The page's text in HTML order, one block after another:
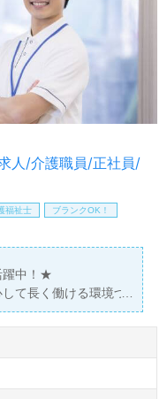
自分の気持ちが伝え
利用者様お一人おひ
術力を高めたい、働
転職でキャリアチェ
変えて働きたい』等
コンサルタントより
くお願いします。
しは【ウィルオブ介
方も遠慮なく＊
年収交渉など完全無
職活動！お問い合わ
プあり）
人/介護職員/正社員/
福祉士 ブランクOK！
躍中！★
て長く働ける環境づ
るので、「家族との
勧めです！